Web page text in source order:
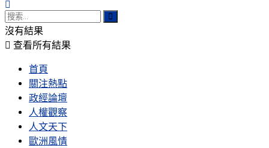
沒有結果
查看所有結果
首頁
關注熱點
政經論壇
人權觀察
人文天下
歐洲風情